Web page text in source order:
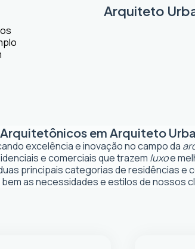
Arquiteto
em Arquiteto
excelência e inovação no campo da
e comerciais que trazem luxoe
principais categorias de residências e
as necessidades e estilos de nossos